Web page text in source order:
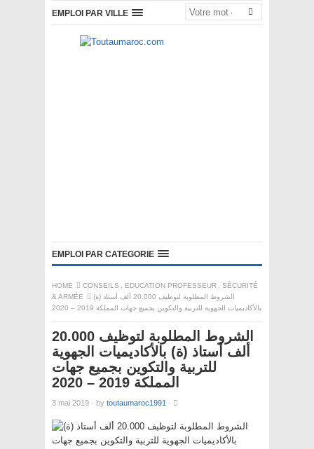
EMPLOI PAR VILLE
EMPLOI PAR CATEGORIE
HOME CONSEILS EDUCATION PROFESSEUR
SÉCURITÉ
& ARMÉE
الشروط المطلوبة لتوظيف 20.000 ألف أستاذ (ة)
بالأكاديميات الجهوية للتربية والتكوين بجميع جهات المملكة 2019 – 2020
الشروط المطلوبة لتوظيف 20.000
ألف أستاذ (ة) بالأكاديميات الجهوية
للتربية والتكوين بجميع جهات
المملكة 2019 – 2020
3 mai 2019 · by toutaumaroc1991 ·